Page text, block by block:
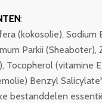
:
(kokosolie),
Parkii
Tocopherol (vitamine
Benzyl
bestanddelen